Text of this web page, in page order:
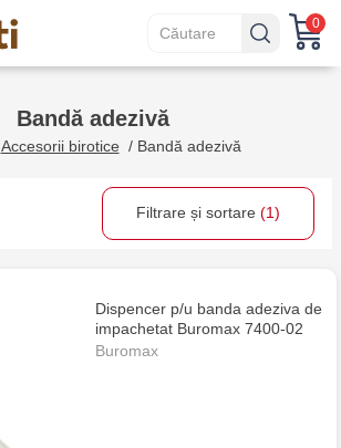
0
Bandă adezivă
Accesorii birotice / Bandă adezivă
Filtrare și sortare (1)
Dispencer p/u banda adeziva de
impachetat Buromax 7400-02
Buromax